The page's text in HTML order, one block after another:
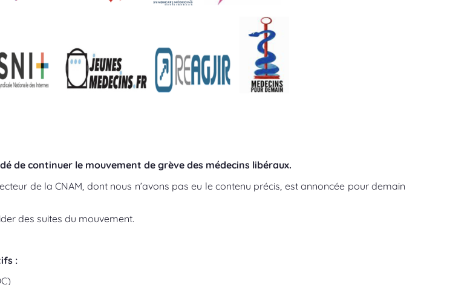
de continuer le mouvement de grève des médecins libéraux.
de la CNAM, dont nous n’avons pas eu le contenu précis, est annoncée pour demain
des suites du mouvement.
: